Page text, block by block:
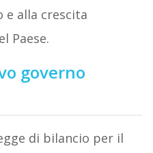
alla crescita
Paese.
governo
di bilancio per il